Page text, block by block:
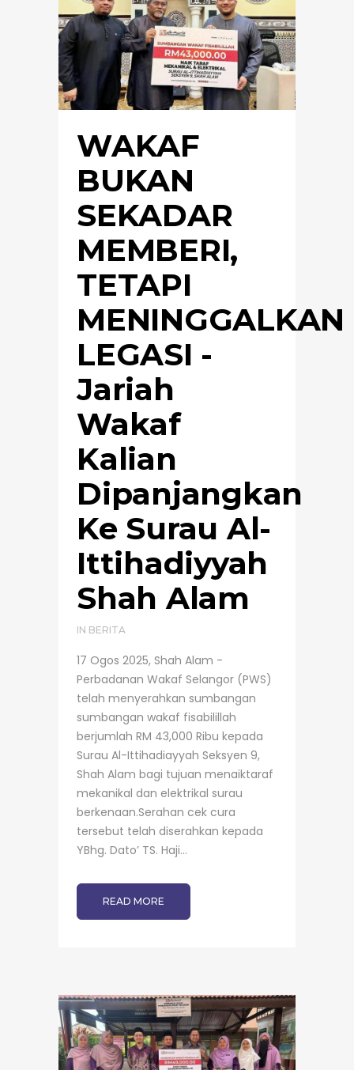
WAKAF
BUKAN
SEKADAR
MEMBERI,
TETAPI
MENINGGALKAN
LEGASI -
Jariah
Wakaf
Kalian
Dipanjangkan
Ke Surau Al-
Ittihadiyyah
Shah Alam
IN BERITA
17 Ogos 2025, Shah Alam -
Perbadanan Wakaf Selangor (PWS)
telah menyerahkan sumbangan
sumbangan wakaf fisabilillah
berjumlah RM 43,000 Ribu kepada
Surau Al-Ittihadiayyah Seksyen 9,
Shah Alam bagi tujuan menaiktaraf
mekanikal dan elektrikal surau
berkenaan.Serahan cek cura
tersebut telah diserahkan kepada
YBhg. Dato’ TS. Haji...
READ MORE